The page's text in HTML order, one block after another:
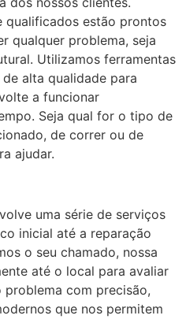
qualificados estão prontos
qualquer problema, seja
Utilizamos ferramentas
alta qualidade para
a funcionar
Seja qual for o tipo de
de correr ou de
ajudar.
uma série de serviços
inicial até a reparação
o seu chamado, nossa
até o local para avaliar
com precisão,
que nos permitem